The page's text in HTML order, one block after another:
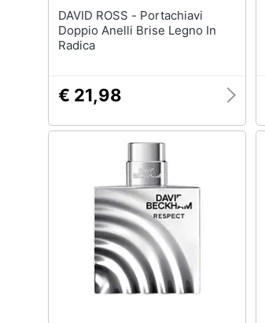
DAVID ROSS - Portachiavi
Doppio Anelli Brise Legno In
Radica
€ 21,98